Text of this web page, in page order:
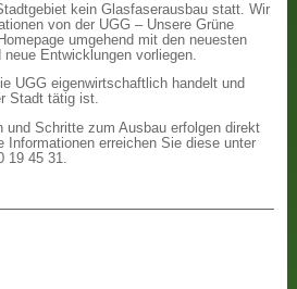
kein Glasfaserausbau statt. Wir
von der UGG – Unsere Grüne
umgehend mit den neuesten
Entwicklungen vorliegen.
UGG eigenwirtschaftlich handelt und
Stadt tätig ist.
und Schritte zum Ausbau erfolgen direkt
Informationen erreichen Sie diese unter
19 45 31.